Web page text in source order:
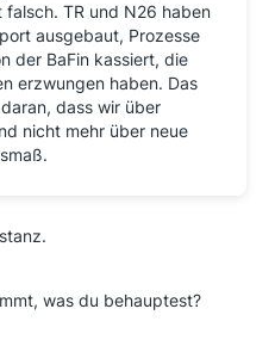
falsch. TR und N26 haben
ausgebaut, Prozesse
der BaFin kassiert, die
erzwungen haben. Das
dass wir über
nicht mehr über neue
was du behauptest?